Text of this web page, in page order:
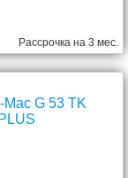
Рассрочка на 3 мес.
Mac G 53 TK